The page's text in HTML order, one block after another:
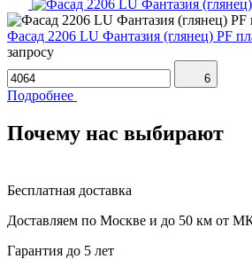
Фасад 2206 LU Фантазия (глянец) PF
запросу
6
Подробнее
Почему нас выбирают
Бесплатная доставка
Доставляем по Москве и до 50 км от
Гарантия до 5 лет